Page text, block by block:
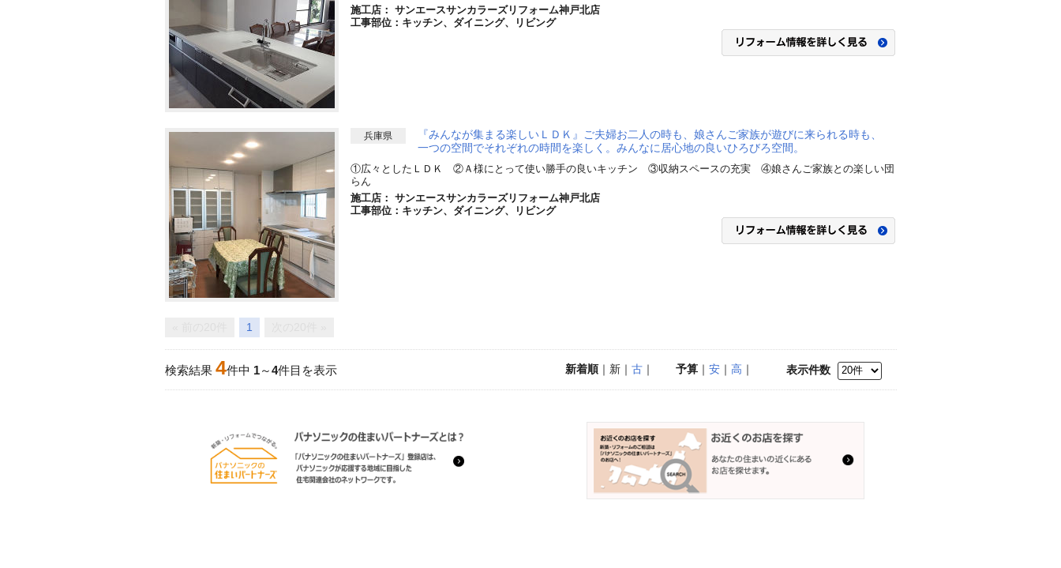
施工店： サンエースサンカラーズリフォーム神戸北店
工事部位：キッチン、ダイニング、リビング
兵庫県
『みんなが集まる楽しいＬＤＫ』ご夫婦お二人の時も、娘さんご家族が遊びに来られる時も、
一つの空間でそれぞれの時間を楽しく。みんなに居心地の良いひろびろ空間。
①広々としたＬＤＫ ②Ａ様にとって使い勝手の良いキッチン ③収納スペースの充実 ④娘さんご家族との楽しい団
らん
施工店： サンエースサンカラーズリフォーム神戸北店
工事部位：キッチン、ダイニング、リビング
1
検索結果 4件中 1～4件目を表示 表示件数
予算｜ 安｜ 高 ｜
新着順｜新｜ 古｜